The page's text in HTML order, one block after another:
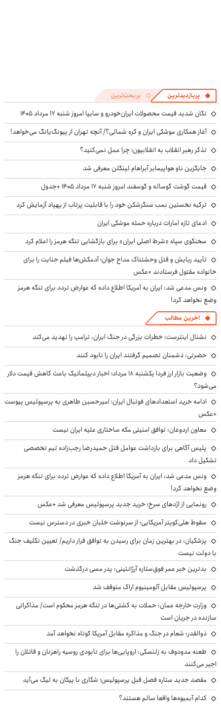
پربازدیدترین پربحث‌ترین
تکان شدید قیمت محصولات ایران‌خودرو و سایپا امروز شنبه ۱۷ مرداد ۱۴۰۵
آغاز همکاری موشکی ایران و کره شمالی؟/ آنچه تهران از پیونگ‌یانگ می‌خواهد!
تذکر رهبر انقلاب به انقلابیون؛ چرا عمل نمی‌کنید؟
جایگزین ناو هواپیمابر آبراهام لینکلن معرفی شد
قیمت گوشت گوساله و گوسفند امروز شنبه ۱۷ مرداد ۱۴۰۵ +جدول
ترکیه نخستین بمب سنگرشکن خود را با قابلیت پرتاب از پهپاد آزمایش کرد
ادعای تازه امارات درباره حمله موشکی ایران
سخنگوی سپاه «شرط اصلی ایران» برای بازگشایی تنگه هرمز را اعلام کرد
تأیید ربایش و قتل وحشتناک مداح جوان؛ آدمکش‌ها فیلم جنایت را برای
خانواده مقتول فرستادند +عکس
ونس مدعی شد: ایران به آمریکا اطلاع داده که عوارض تردد برای تنگه هرمز
وضع نخواهد کرد!
آخرین مطالب
نشنال اینترست: خطرات بزرگی در جنگ ایران، ترامپ را تهدید می‌کند
حضرتی: دشمنان تصمیم گرفتند ایران را نابود کنند
وضعیت بازار ارز فردا یکشنبه ۱۸ مرداد؛ اخبار دیپلماتیک باعث کاهش قیمت دلار
می‌شود؟
ادامه خرید استعدادهای فوتبال ایران؛ امیرحسین طاهری به پرسپولیس پیوست
+عکس
معاون اردوغان: توافق امنیتی مکه ساختاری علیه ایران نیست
پلیس آگاهی برای بازداشت عوامل قتل حمیدرضا رجب‌زاده تیم تخصصی
تشکیل داد
ونس مدعی شد: ایران به آمریکا اطلاع داده که عوارض تردد برای تنگه هرمز
وضع نخواهد کرد!
رونمایی از اژدهای سرخ؛ خرید جدید پرسپولیس معرفی شد +عکس
سقوط هلی‌کوپتر آمریکایی؛ از سرنوشت خلبان خبری در دسترس نیست
پزشکیان‌: در بهترین زمان برای رسیدن به توافق قرار داریم/ تعیین تکلیف جنگ
با دولت نیست
بدترین خبر عمر فوق‌ستاره آرژانتینی: پدر مسی درگذشت
پرسپولیس مقابل آلومینیوم اراک متوقف شد
وزارت خارجه عمان: حملات به کشتی‌ها در تنگه هرمز محکوم است/ مذاکراتی
سازنده در جریان است
ذوالقدر: شعام در جنگ و مذاکره مقابل آمریکا کوتاه نخواهد آمد
طعنه مدودوف به زلنسکی: اروپایی‌ها برای نابودی روسیه راهزنان و قاتلان را
اجیر می‌کنند
مقصد جدید ستاره فصل قبل پرسپولیس؛ شکاری با پیکان به لیگ می‌آید
کدام آبمیوه‌ها واقعا سالم هستند؟